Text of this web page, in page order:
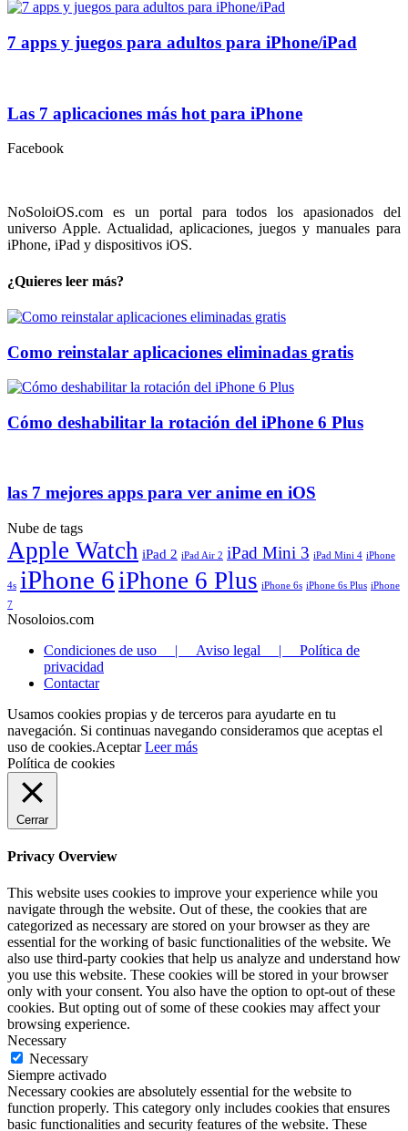
7 apps y juegos para adultos para iPhone/iPad
Las 7 aplicaciones más hot para iPhone
Facebook
NoSoloiOS.com es un portal para todos los apasionados del
universo Apple. Actualidad, aplicaciones, juegos y manuales para
iPhone, iPad y dispositivos iOS.
¿Quieres leer más?
Como reinstalar aplicaciones eliminadas gratis
Cómo deshabilitar la rotación del iPhone 6 Plus
las 7 mejores apps para ver anime en iOS
Nube de tags
Apple Watch iPad 2 iPad Air 2 iPad Mini 3 iPad Mini 4 iPhone
4s iPhone 6iPhone 6 Plus iPhone 6s iPhone 6s Plus iPhone
7
Nosoloios.com
Condiciones de uso | Aviso legal | Política de
privacidad
Contactar
Usamos cookies propias y de terceros para ayudarte en tu
navegación. Si continuas navegando consideramos que aceptas el
uso de cookies.Aceptar Leer más
Política de cookies
Cerrar
Privacy Overview
This website uses cookies to improve your experience while you
navigate through the website. Out of these, the cookies that are
categorized as necessary are stored on your browser as they are
essential for the working of basic functionalities of the website. We
also use third-party cookies that help us analyze and understand how
you use this website. These cookies will be stored in your browser
only with your consent. You also have the option to opt-out of these
cookies. But opting out of some of these cookies may affect your
browsing experience.
Necessary
Necessary
Siempre activado
Necessary cookies are absolutely essential for the website to
function properly. This category only includes cookies that ensures
basic functionalities and security features of the website. These